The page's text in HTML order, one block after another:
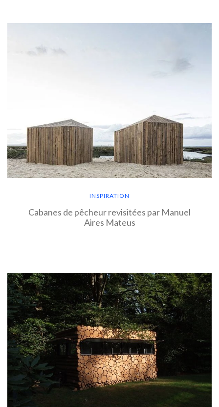
INSPIRATION
Cabanes de pêcheur revisitées par Manuel
Aires Mateus